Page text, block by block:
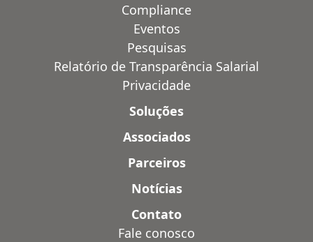
Compliance
Eventos
Pesquisas
Relatório de Transparência Salarial
Privacidade
Soluções
Associados
Parceiros
Notícias
Contato
Fale conosco